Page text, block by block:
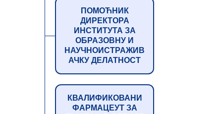
ПОМОЋНИК
ДИРЕКТОРА
ИНСТИТУТА ЗА
ОБРАЗОВНУ И
НАУЧНОИСТРАЖИВ
АЧКУ ДЕЛАТНОСТ
КВАЛИФИКОВАНИ
ФАРМАЦЕУТ ЗА